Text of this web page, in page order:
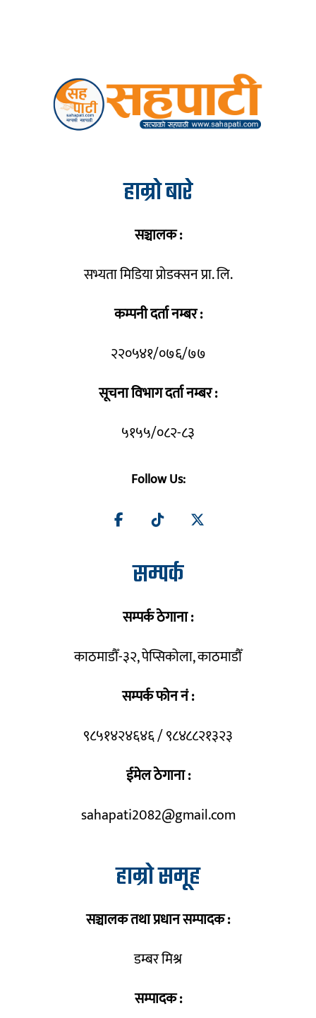
हाम्रो बारे
सञ्चालक :
सभ्यता मिडिया प्रोडक्सन प्रा. लि.
कम्पनी दर्ता नम्बर :
२२०५४१/०७६/७७
सूचना विभाग दर्ता नम्बर :
५१५५/०८२-८३
Follow Us:
सम्पर्क
सम्पर्क ठेगाना :
काठमाडौँ-३२, पेप्सिकोला, काठमाडौँ
सम्पर्क फोन नं :
९८५१४२४६४६ / ९८४८८२१३२३
ईमेल ठेगाना :
sahapati2082@gmail.com
हाम्रो समूह
सञ्चालक तथा प्रधान सम्पादक :
डम्बर मिश्र
सम्पादक :